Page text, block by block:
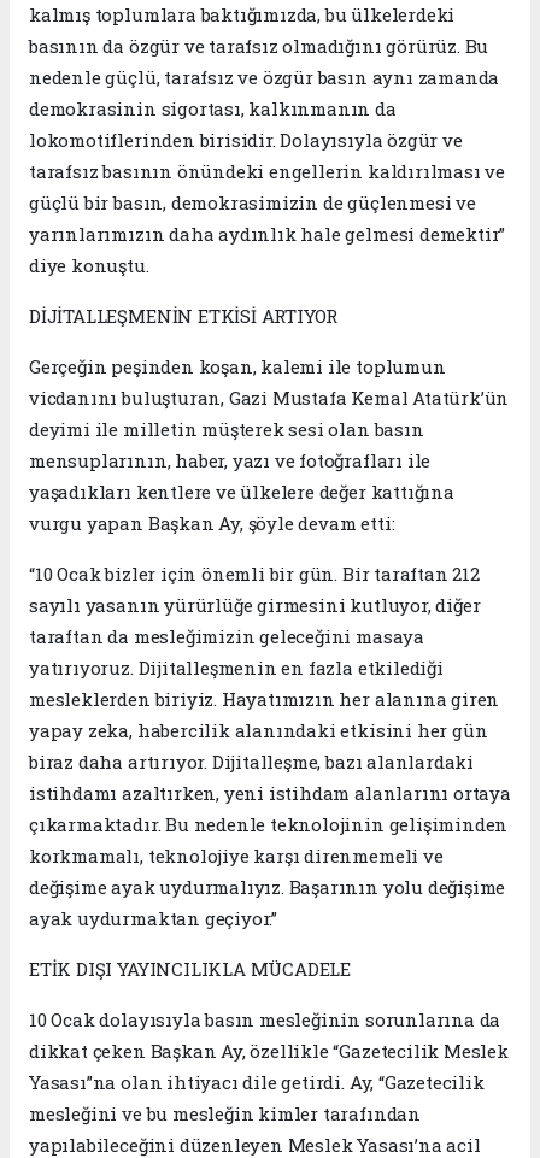
kalmış toplumlara baktığımızda, bu ülkelerdeki
basının da özgür ve tarafsız olmadığını görürüz. Bu
nedenle güçlü, tarafsız ve özgür basın aynı zamanda
demokrasinin sigortası, kalkınmanın da
lokomotiflerinden birisidir. Dolayısıyla özgür ve
tarafsız basının önündeki engellerin kaldırılması ve
güçlü bir basın, demokrasimizin de güçlenmesi ve
yarınlarımızın daha aydınlık hale gelmesi demektir”
diye konuştu.
DİJİTALLEŞMENİN ETKİSİ ARTIYOR
Gerçeğin peşinden koşan, kalemi ile toplumun
vicdanını buluşturan, Gazi Mustafa Kemal Atatürk’ün
deyimi ile milletin müşterek sesi olan basın
mensuplarının, haber, yazı ve fotoğrafları ile
yaşadıkları kentlere ve ülkelere değer kattığına
vurgu yapan Başkan Ay, şöyle devam etti:
“10 Ocak bizler için önemli bir gün. Bir taraftan 212
sayılı yasanın yürürlüğe girmesini kutluyor, diğer
taraftan da mesleğimizin geleceğini masaya
yatırıyoruz. Dijitalleşmenin en fazla etkilediği
mesleklerden biriyiz. Hayatımızın her alanına giren
yapay zeka, habercilik alanındaki etkisini her gün
biraz daha artırıyor. Dijitalleşme, bazı alanlardaki
istihdamı azaltırken, yeni istihdam alanlarını ortaya
çıkarmaktadır. Bu nedenle teknolojinin gelişiminden
korkmamalı, teknolojiye karşı direnmemeli ve
değişime ayak uydurmalıyız. Başarının yolu değişime
ayak uydurmaktan geçiyor.”
ETİK DIŞI YAYINCILIKLA MÜCADELE
10 Ocak dolayısıyla basın mesleğinin sorunlarına da
dikkat çeken Başkan Ay, özellikle “Gazetecilik Meslek
Yasası”na olan ihtiyacı dile getirdi. Ay, “Gazetecilik
mesleğini ve bu mesleğin kimler tarafından
yapılabileceğini düzenleyen Meslek Yasası’na acil